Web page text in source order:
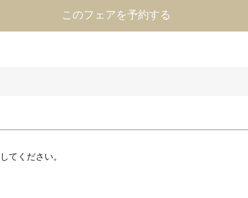
このフェアを予約する